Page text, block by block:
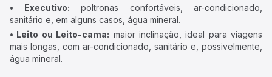
• Executivo: poltronas confortáveis, ar-condicionado,
sanitário e, em alguns casos, água mineral.
• Leito ou Leito-cama: maior inclinação, ideal para viagens
mais longas, com ar-condicionado, sanitário e, possivelmente,
água mineral.